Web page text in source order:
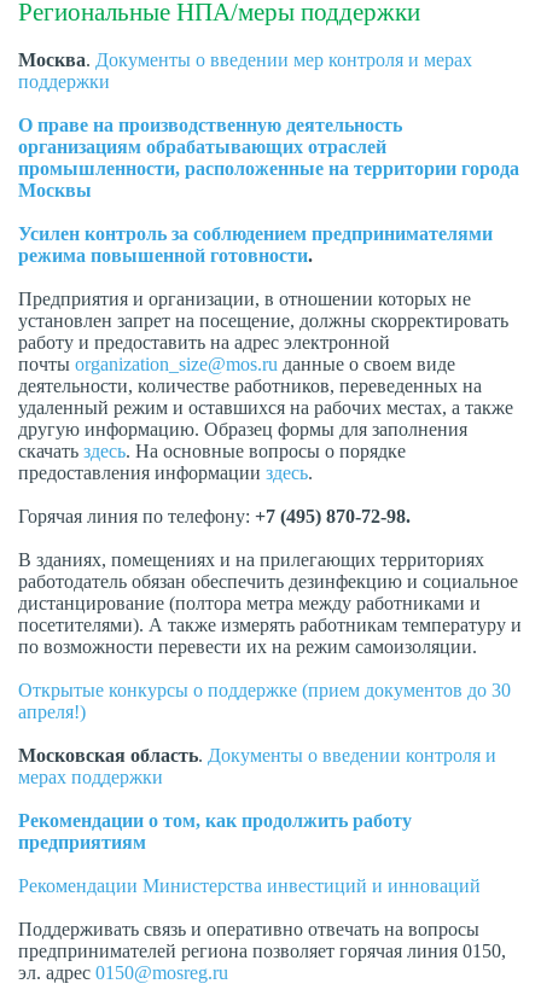
Региональные НПА/меры поддержки
Москва. Документы о введении мер контроля и мерах
поддержки
О праве на производственную деятельность
организациям обрабатывающих отраслей
промышленности, расположенные на территории города
Москвы
Усилен контроль за соблюдением предпринимателями
режима повышенной готовности.
Предприятия и организации, в отношении которых не
установлен запрет на посещение, должны скорректировать
работу и предоставить на адрес электронной
почты organization_size@mos.ru данные о своем виде
деятельности, количестве работников, переведенных на
удаленный режим и оставшихся на рабочих местах, а также
другую информацию. Образец формы для заполнения
скачать здесь. На основные вопросы о порядке
предоставления информации здесь.
Горячая линия по телефону: +7 (495) 870-72-98.
В зданиях, помещениях и на прилегающих территориях
работодатель обязан обеспечить дезинфекцию и социальное
дистанцирование (полтора метра между работниками и
посетителями). А также измерять работникам температуру и
по возможности перевести их на режим самоизоляции.
Открытые конкурсы о поддержке (прием документов до 30
апреля!)
Московская область. Документы о введении контроля и
мерах поддержки
Рекомендации о том, как продолжить работу
предприятиям
Рекомендации Министерства инвестиций и инноваций
Поддерживать связь и оперативно отвечать на вопросы
предпринимателей региона позволяет горячая линия 0150,
эл. адрес 0150@mosreg.ru